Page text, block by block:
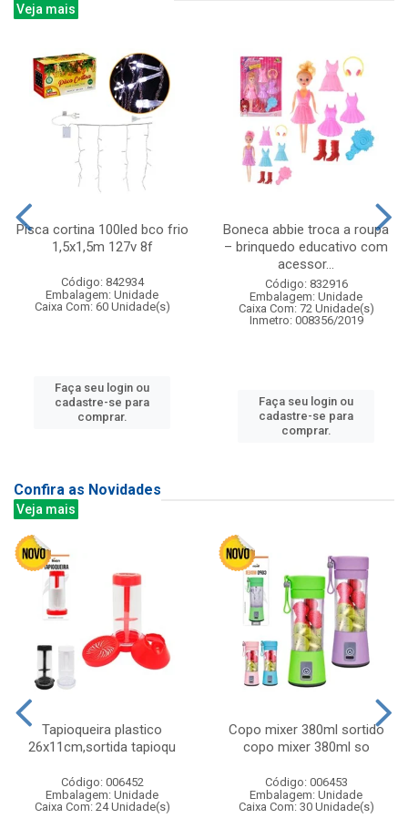
Veja mais
Pisca cortina 100led bco frio
1,5x1,5m 127v 8f
Código: 842934
Embalagem: Unidade
Caixa Com: 60 Unidade(s)
Faça seu login ou
cadastre-se para
comprar.
Boneca abbie troca a roupa
– brinquedo educativo com
acessor...
Código: 832916
Embalagem: Unidade
Caixa Com: 72 Unidade(s)
Inmetro: 008356/2019
Faça seu login ou
cadastre-se para
comprar.
Confira as Novidades
Veja mais
Tapioqueira plastico
26x11cm,sortida tapioqu
Código: 006452
Embalagem: Unidade
Caixa Com: 24 Unidade(s)
Copo mixer 380ml sortido
copo mixer 380ml so
Código: 006453
Embalagem: Unidade
Caixa Com: 30 Unidade(s)